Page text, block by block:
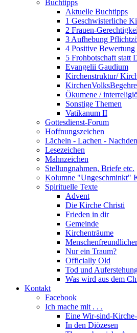
Buchtipps
Aktuelle Buchtipps
1 Geschwisterliche
2 Frauen-
3 Aufhebung
4 Positive Bewertung
5 Frohbotschaft statt
Evangelii Gaudium
Kirchenstruktur/
Ökumene /
Sonstige Themen
Vatikanum II
Gottesdienst-Forum
Hoffnungszeichen
Lächeln - Lachen -
Lesezeichen
Mahnzeichen
Stellungnahmen, Briefe etc.
Kolumne "Ungeschminkt"
Spirituelle Texte
Advent
Die Kirche Christi
Frieden in dir
Gemeinde
Kirchenträume
Nur ein Traum?
Officially Old
Tod und
Was wird aus dem
Kontakt
Facebook
Ich mache mit . . .
Eine Wir-sind-
In den Diözesen